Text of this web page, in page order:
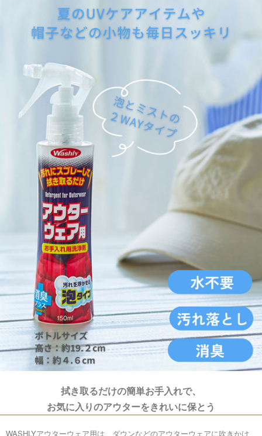
拭き取るだけの簡単お手入れで、
お気に入りのアウターをきれいに保とう
WASHLYアウターウェア用は、ダウンなどのアウターウェアに吹きかけ